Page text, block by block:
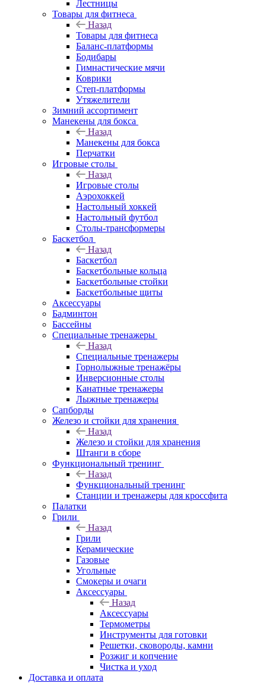
Лестницы
Товары для фитнеса
Назад
Товары для фитнеса
Баланс-платформы
Бодибары
Гимнастические мячи
Коврики
Степ-платформы
Утяжелители
Зимний ассортимент
Манекены для бокса
Назад
Манекены для бокса
Перчатки
Игровые столы
Назад
Игровые столы
Аэрохоккей
Настольный хоккей
Настольный футбол
Столы-трансформеры
Баскетбол
Назад
Баскетбол
Баскетбольные кольца
Баскетбольные стойки
Баскетбольные щиты
Аксессуары
Бадминтон
Бассейны
Специальные тренажеры
Назад
Специальные тренажеры
Горнолыжные тренажёры
Инверсионные столы
Канатные тренажеры
Лыжные тренажеры
Сапборды
Железо и стойки для хранения
Назад
Железо и стойки для хранения
Штанги в сборе
Функциональный тренинг
Назад
Функциональный тренинг
Станции и тренажеры для кроссфита
Палатки
Грили
Назад
Грили
Керамические
Газовые
Угольные
Смокеры и очаги
Аксессуары
Назад
Аксессуары
Термометры
Инструменты для готовки
Решетки, сковороды, камни
Розжиг и копчение
Чистка и уход
Доставка и оплата